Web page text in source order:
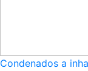
Condenados a